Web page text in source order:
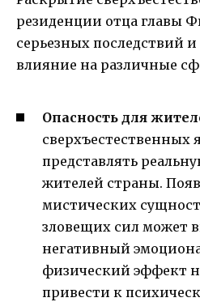
резиденции отца главы
серьезных последствий
влияние на различные
Опасность для
сверхъестественных
представлять
жителей страны.
мистических
зловещих сил может
негативный
физический эффект
привести к